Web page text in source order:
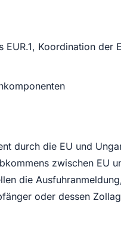
Koordination der
durch die EU und
zwischen EU
die
oder dessen